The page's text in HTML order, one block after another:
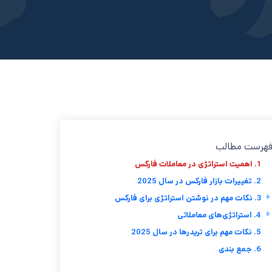
مطالب
1. اهمیت استراتژی در معاملات فارکس
2. تغییرات بازار فارکس در سال 2025
3. نکات مهم در نوشتن استراتژی برای فارکس +
4. استراتژی‌های معاملاتی +
5. نکات مهم برای تریدرها در سال 2025
6. جمع بندی